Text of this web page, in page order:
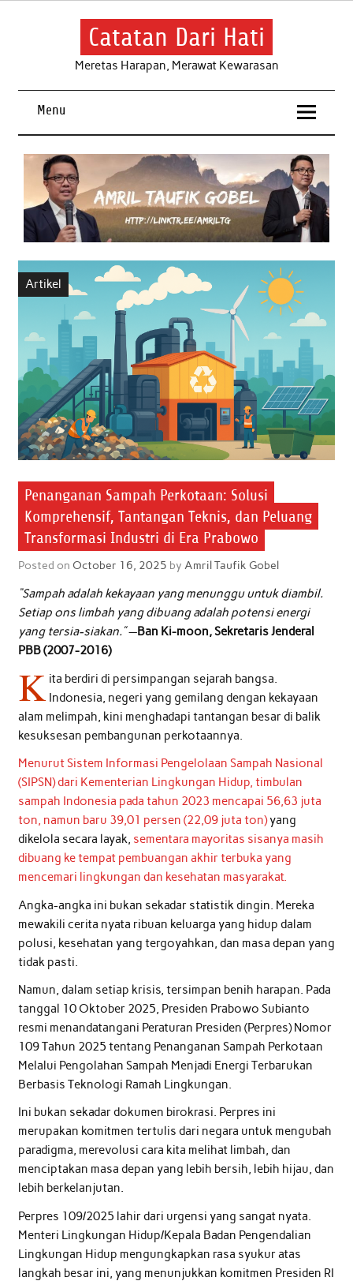
Skip
Catatan Dari Hati
Meretas Harapan, Merawat Kewarasan
Menu
Artikel
Penanganan Sampah Perkotaan: Solusi
Komprehensif, Tantangan Teknis, dan Peluang
Transformasi Industri di Era Prabowo
Posted on October 16, 2025 by Amril Taufik Gobel
“Sampah adalah kekayaan yang menunggu untuk diambil.
Setiap ons limbah yang dibuang adalah potensi energi
yang tersia-siakan.”—Ban Ki-moon, Sekretaris Jenderal
PBB (2007-2016)
K ita berdiri di persimpangan sejarah bangsa.
Indonesia, negeri yang gemilang dengan kekayaan
alam melimpah, kini menghadapi tantangan besar di balik
kesuksesan pembangunan perkotaannya.
Menurut Sistem Informasi Pengelolaan Sampah Nasional
(SIPSN) dari Kementerian Lingkungan Hidup, timbulan
sampah Indonesia pada tahun 2023 mencapai 56,63 juta
ton, namun baru 39,01 persen (22,09 juta ton)yang
dikelola secara layak, sementara mayoritas sisanya masih
dibuang ke tempat pembuangan akhir terbuka yang
mencemari lingkungan dan kesehatan masyarakat.
Angka-angka ini bukan sekadar statistik dingin. Mereka
mewakili cerita nyata ribuan keluarga yang hidup dalam
polusi, kesehatan yang tergoyahkan, dan masa depan yang
tidak pasti.
Namun, dalam setiap krisis, tersimpan benih harapan. Pada
tanggal 10 Oktober 2025, Presiden Prabowo Subianto
resmi menandatangani Peraturan Presiden (Perpres) Nomor
109 Tahun 2025 tentang Penanganan Sampah Perkotaan
Melalui Pengolahan Sampah Menjadi Energi Terbarukan
Berbasis Teknologi Ramah Lingkungan.
Ini bukan sekadar dokumen birokrasi. Perpres ini
merupakan komitmen tertulis dari negara untuk mengubah
paradigma, merevolusi cara kita melihat limbah, dan
menciptakan masa depan yang lebih bersih, lebih hijau, dan
lebih berkelanjutan.
Perpres 109/2025 lahir dari urgensi yang sangat nyata.
Menteri Lingkungan Hidup/Kepala Badan Pengendalian
Lingkungan Hidup mengungkapkan rasa syukur atas
langkah besar ini, yang menunjukkan komitmen Presiden RI